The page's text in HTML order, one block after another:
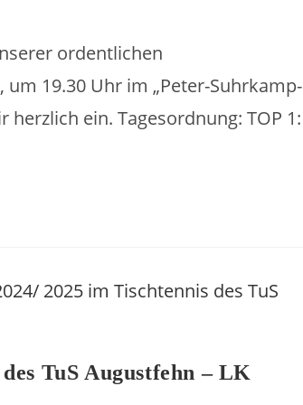
ordentlichen
19.30 Uhr im „Peter-Suhrkamp-
herzlich ein. Tagesordnung: TOP 1:
TuS Augustfehn – LK